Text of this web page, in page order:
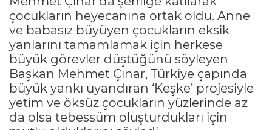
çocukların heyecanına ortak oldu. Anne
ve babasız büyüyen çocukların eksik
yanlarını tamamlamak için herkese
büyük görevler düştüğünü söyleyen
Başkan Mehmet Çınar, Türkiye çapında
büyük yankı uyandıran ‘Keşke’ projesiyle
yetim ve öksüz çocukların yüzlerinde az
da olsa tebessüm oluşturdukları için